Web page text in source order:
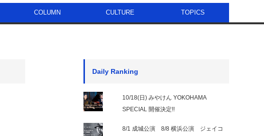
COLUMN CULTURE TOPICS
Daily Ranking
10/18(日) みやけん YOKOHAMA
SPECIAL 開催決定!!
8/1 成城公演 8/8 横浜公演 ジェイコ